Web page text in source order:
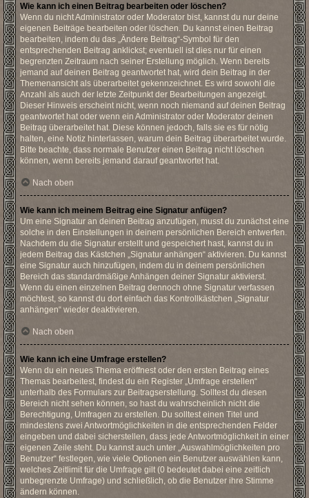
Wie kann ich einen Beitrag bearbeiten oder löschen?
Wenn du nicht Administrator oder Moderator bist, kannst du nur deine
eigenen Beiträge bearbeiten oder löschen. Du kannst einen Beitrag
bearbeiten, indem du das „Ändere Beitrag“-Symbol für den
entsprechenden Beitrag anklickst; eventuell ist dies nur für einen
begrenzten Zeitraum nach seiner Erstellung möglich. Wenn bereits
jemand auf deinen Beitrag geantwortet hat, wird dein Beitrag in der
Themenansicht als überarbeitet gekennzeichnet. Es wird sowohl die
Anzahl als auch der letzte Zeitpunkt der Bearbeitungen angezeigt.
Dieser Hinweis erscheint nicht, wenn noch niemand auf deinen Beitrag
geantwortet hat oder wenn ein Administrator oder Moderator deinen
Beitrag überarbeitet hat. Diese können jedoch, falls sie es für nötig
halten, eine Notiz hinterlassen, warum dein Beitrag überarbeitet wurde.
Bitte beachte, dass normale Benutzer einen Beitrag nicht löschen
können, wenn bereits jemand darauf geantwortet hat.
Nach oben
Wie kann ich meinem Beitrag eine Signatur anfügen?
Um eine Signatur an deinen Beitrag anzufügen, musst du zunächst eine
solche in den Einstellungen in deinem persönlichen Bereich entwerfen.
Nachdem du die Signatur erstellt und gespeichert hast, kannst du in
jedem Beitrag das Kästchen „Signatur anhängen“ aktivieren. Du kannst
eine Signatur auch hinzufügen, indem du in deinem persönlichen
Bereich das standardmäßige Anhängen deiner Signatur aktivierst.
Wenn du einen einzelnen Beitrag dennoch ohne Signatur verfassen
möchtest, so kannst du dort einfach das Kontrollkästchen „Signatur
anhängen“ wieder deaktivieren.
Nach oben
Wie kann ich eine Umfrage erstellen?
Wenn du ein neues Thema eröffnest oder den ersten Beitrag eines
Themas bearbeitest, findest du ein Register „Umfrage erstellen“
unterhalb des Formulars zur Beitragserstellung. Solltest du diesen
Bereich nicht sehen können, so hast du wahrscheinlich nicht die
Berechtigung, Umfragen zu erstellen. Du solltest einen Titel und
mindestens zwei Antwortmöglichkeiten in die entsprechenden Felder
eingeben und dabei sicherstellen, dass jede Antwortmöglichkeit in einer
eigenen Zeile steht. Du kannst auch unter „Auswahlmöglichkeiten pro
Benutzer“ festlegen, wie viele Optionen ein Benutzer auswählen kann,
welches Zeitlimit für die Umfrage gilt (0 bedeutet dabei eine zeitlich
unbegrenzte Umfrage) und schließlich, ob die Benutzer ihre Stimme
ändern können.